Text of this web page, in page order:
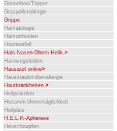
Gonorrhoe/Tripper
Graspollenallergie
Grippe
Hämatologie
Hämorrhoiden
Haarausfall
Hals-Nasen-Ohren Heilk.>
Harnwegsleiden
Hausarzt online>
Hausstaubmilbenallergie
Hautkrankheiten >
Heilpraktiker
Histamin-Unverträglichkeit
Heilpilze
H.E.L.P.-Apherese
Heuschnupfen